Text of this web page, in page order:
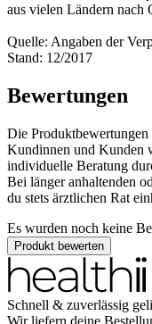
aus vielen Ländern nach
Quelle: Angaben der
Stand: 12/2017
Bewertungen
Die Produktbewertungen
Kundinnen und Kunden
individuelle Beratung
Bei länger anhaltenden
du stets ärztlichen Rat
Es wurden noch keine
Produkt bewerten
Schnell & zuverlässig